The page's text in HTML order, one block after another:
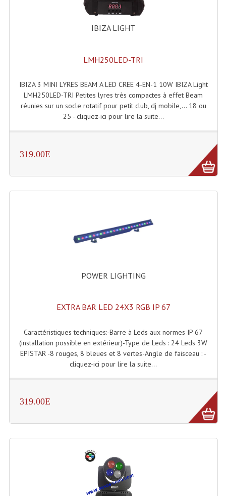
Angles Structure SC150
Angles Structure SD250
Angles Trio Steel Acier
Cercle Monotube
Cercle Struct Triangulaire290
Embases Pour Structure
Grill Auto-Porté
Praticable Et Accessoires
Structure Echelle 290 Asd
Tour De Travail Et Échafaudage
Flight-Case (s) Et Accessoires
IBIZA LIGHT
LMH250LED-TRI
IBIZA 3 MINI LYRES BEAM A LED CREE 4-EN-1 10W IBIZA Light
LMH250LED-TRI Petites lyres très compactes à effet Beam
réunies sur un socle rotatif pour petit club, dj mobile,… 18 ou
25 - cliquez-ici pour lire la suite...
319.00E
POWER LIGHTING
EXTRA BAR LED 24X3 RGB IP 67
Caractéristiques techniques:-Barre à Leds aux normes IP 67
(installation possible en extérieur)-Type de Leds : 24 Leds 3W
EPISTAR -8 rouges, 8 bleues et 8 vertes-Angle de faisceau : -
cliquez-ici pour lire la suite...
319.00E